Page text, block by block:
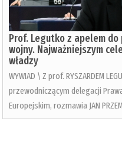
Prof. Legutko z apelem
wojny. Najważniejszym
władzy
WYWIAD \ Z prof. RYSZARDEM
przewodniczącym delegacji
Europejskim, rozmawia JAN